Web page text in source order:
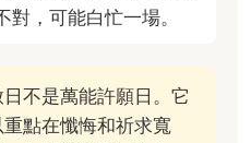
，可能白忙一場。
不是萬能許願日。它
點在懺悔和祈求寬